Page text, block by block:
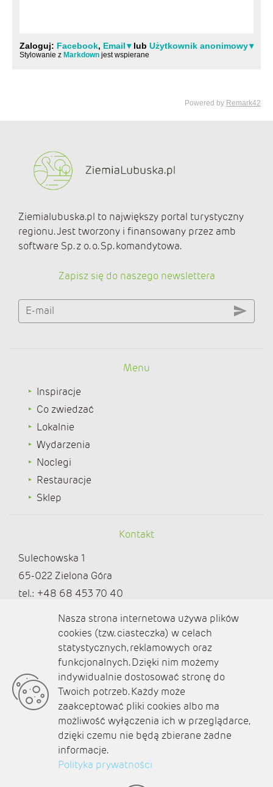
Ziemialubuska.pl to największy portal turystyczny
regionu. Jest tworzony i finansowany przez amb
software Sp. z o. o. Sp. komandytowa.
Zapisz się do naszego newslettera
E-mail
Menu
Inspiracje
Co zwiedzać
Lokalnie
Wydarzenia
Noclegi
Restauracje
Sklep
Kontakt
Sulechowska 1
65-022 Zielona Góra
tel.: +48 68 453 70 40
redakcja@ziemialubuska.pl |
marketing@ziemialubuska.pl
Media społecznościowe
O nas
Kontakt
Polityka prywatności
Nasza strona internetowa używa plików
cookies (tzw. ciasteczka) w celach
statystycznych, reklamowych oraz
funkcjonalnych. Dzięki nim możemy
indywidualnie dostosować stronę do
Twoich potrzeb. Każdy może
zaakceptować pliki cookies albo ma
możliwość wyłączenia ich w przeglądarce,
dzięki czemu nie będą zbierane żadne
informacje.
Polityka prywatności